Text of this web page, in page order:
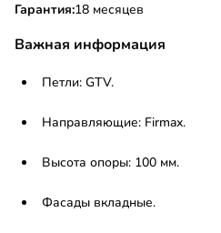
Гарантия:18 месяцев
Важная информация
Петли: GTV.
Направляющие: Firmax.
Высота опоры: 100 мм.
Фасады вкладные.